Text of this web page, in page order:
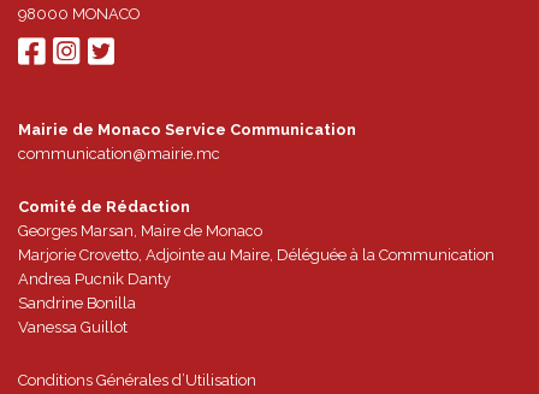
98000 MONACO
Mairie de Monaco Service Communication
communication@mairie.mc
Comité de Rédaction
Georges Marsan, Maire de Monaco
Marjorie Crovetto, Adjointe au Maire, Déléguée à la Communication
Andrea Pucnik Danty
Sandrine Bonilla
Vanessa Guillot
Conditions Générales d’Utilisation